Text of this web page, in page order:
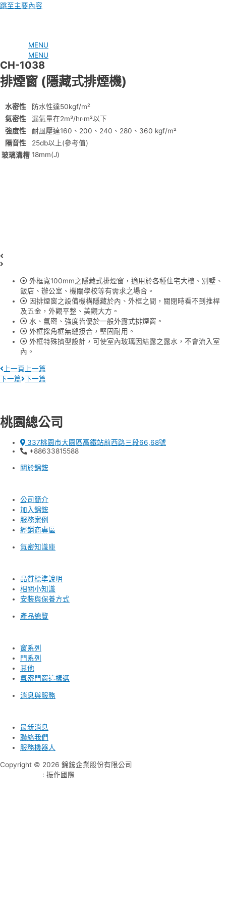
跳至主要內容
MENU
MENU
CH-1038
排煙窗 (隱藏式排煙機)
水密性
防水性達50kgf/m²
氣密性
漏氣量在2m³/hr·m²以下
強度性
耐風壓達160、200、240、280、360 kgf/m²
隔音性
25db以上(參考值)
玻璃溝槽 18mm(J)
外框寬100mm之隱藏式排煙窗，適用於各種住宅大樓、別墅、
飯店、辦公室、機關學校等有需求之場合。
因排煙窗之設備機構隱藏於內、外框之間，關閉時看不到推桿
及五金，外觀平整、美觀大方。
水、氣密、強度皆優於一般外露式排煙窗。
外框採角框無縫接合，堅固耐用。
外框特殊擠型設計，可使室內玻璃因結露之露水，不會流入室
內。
上一頁 上一篇
下一篇 下一篇
桃園總公司
337桃園市大園區高鐵站前西路三段66,68號
+88633815588
關於錦鋐
公司簡介
加入錦鋐
服務案例
經銷商專區
氣密知識庫
品質標準說明
相關小知識
安裝與保養方式
產品總覽
窗系列
門系列
其他
氣密門窗這樣選
消息與服務
最新消息
聯絡我們
服務機器人
Copyright © 2026 錦鋐企業股份有限公司
: 振作國際